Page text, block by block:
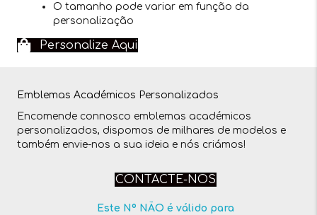
O tamanho pode variar em função da
personalização
Personalize Aqui
Emblemas Académicos Personalizados
Encomende connosco emblemas académicos
personalizados, dispomos de milhares de modelos e
também envie-nos a sua ideia e nós criámos!
CONTACTE-NOS
Este Nº NÃO é válido para